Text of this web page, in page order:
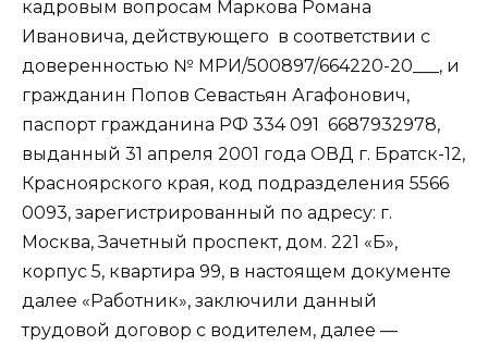
кадровым вопросам Маркова Романа
Ивановича, действующего в соответствии с
доверенностью № МРИ/500897/664220-20___, и
гражданин Попов Севастьян Агафонович,
паспорт гражданина РФ 334 091 6687932978,
выданный 31 апреля 2001 года ОВД г. Братск-12,
Красноярского края, код подразделения 5566
0093, зарегистрированный по адресу: г.
Москва, Зачетный проспект, дом. 221 «Б»,
корпус 5, квартира 99, в настоящем документе
далее «Работник», заключили данный
трудовой договор с водителем, далее —